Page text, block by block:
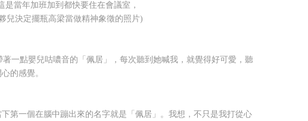
是當年加班加到都快要住在會議室，
兒決定擺瓶高梁當做精神象徵的照片)
著一點嬰兒咕噥音的「佩居」，每次聽到她喊我，就覺得好可愛，聽
的感覺。
第一個在腦中蹦出來的名字就是「佩居」。我想，不只是我打從心